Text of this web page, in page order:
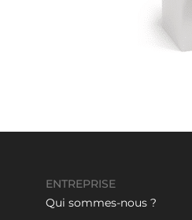
ENTREPRISE
Qui sommes-nous ?